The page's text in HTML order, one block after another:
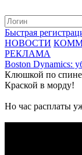
Быстрая
НОВОСТИ
РЕКЛАМА
Boston Dynamics:
Клюшкой по
Краской в морду!
Но час расплаты